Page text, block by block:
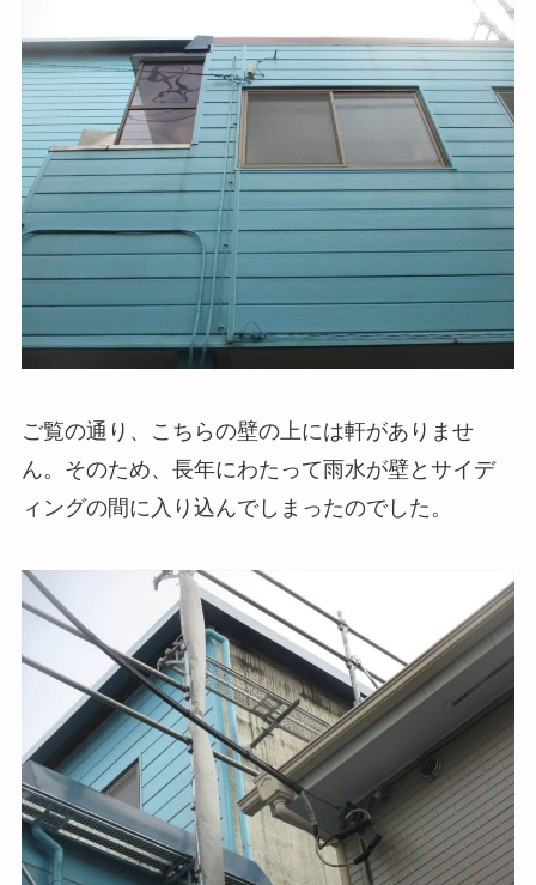
ご覧の通り、こちらの壁の上には軒がありませ
ん。そのため、長年にわたって雨水が壁とサイデ
ィングの間に入り込んでしまったのでした。